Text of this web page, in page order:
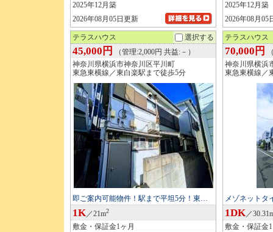
2025年12月築
2026年08月05日更新
2025年12月築
2026年08月05
テラスハウス 選択する
45,000円
（管理:2,000円 共益:－）
神奈川県横浜市神奈川区平川町
東急東横線／東白楽駅まで徒歩5分
即ご案内可能物件！駅まで平坦5分！東…
1K／21m2
敷金・保証金1ヶ月
テラスハウス
70,000円
神奈川県横浜
東急東横線／
メゾネットタ
1DK／
敷金・保証金